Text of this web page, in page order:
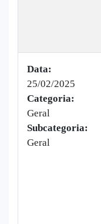
Data:
25/02/2025
Categoria:
Geral
Subcategoria:
Geral